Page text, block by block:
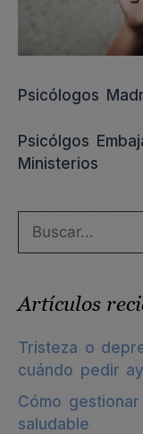
Psicólogos
Psicólgos
Ministerios
Artículos
Tristeza o
cuándo pedir
Cómo
saludable